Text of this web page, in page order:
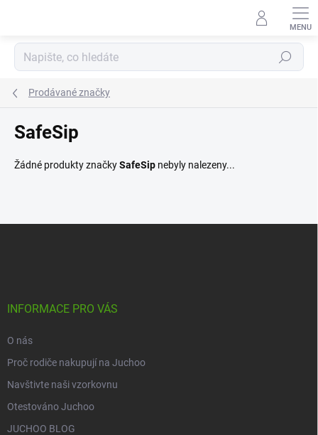
Hledat
Prodávané značky
SafeSip
Žádné produkty značkySafeSip nebyly nalezeny...
INFORMACE PRO VÁS
O nás
Proč rodiče nakupují na Juchoo
Navštivte naši vzorkovnu
Otestováno Juchoo
JUCHOO BLOG